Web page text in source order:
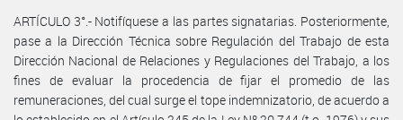
ARTÍCULO 3°.- Notifíquese a las partes signatarias. Posteriormente,
pase a la Dirección Técnica sobre Regulación del Trabajo de esta
Dirección Nacional de Relaciones y Regulaciones del Trabajo, a los
fines de evaluar la procedencia de fijar el promedio de las
remuneraciones, del cual surge el tope indemnizatorio, de acuerdo a